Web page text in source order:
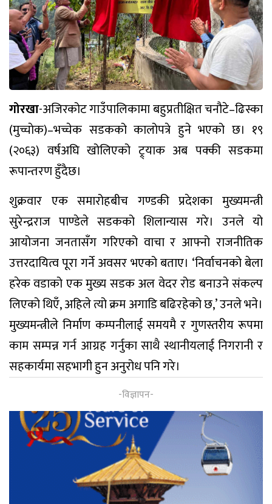
गोरखा-अजिरकोट गाउँपालिकामा बहुप्रतीक्षित चनौटे–ढिस्का
(मुच्चाेक)–भच्चेक सडकको कालोपत्रे हुने भएको छ। १९
(२०६३) वर्षअघि खोलिएको ट्र्याक अब पक्की सडकमा
रूपान्तरण हुँदैछ।
शुक्रवार एक समारोहबीच गण्डकी प्रदेशका मुख्यमन्त्री
सुरेन्द्रराज पाण्डेले सडकको शिलान्यास गरे। उनले यो
आयोजना जनतासँग गरिएको वाचा र आफ्नो राजनीतिक
उत्तरदायित्व पूरा गर्ने अवसर भएको बताए। ‘निर्वाचनको बेला
हरेक वडाको एक मुख्य सडक अल वेदर रोड बनाउने संकल्प
लिएको थिएँ, अहिले त्यो क्रम अगाडि बढिरहेको छ,’ उनले भने।
मुख्यमन्त्रीले निर्माण कम्पनीलाई समयमै र गुणस्तरीय रूपमा
काम सम्पन्न गर्न आग्रह गर्नुका साथै स्थानीयलाई निगरानी र
सहकार्यमा सहभागी हुन अनुरोध पनि गरे।